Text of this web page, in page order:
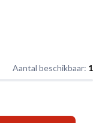
Aantal beschikbaar: 1